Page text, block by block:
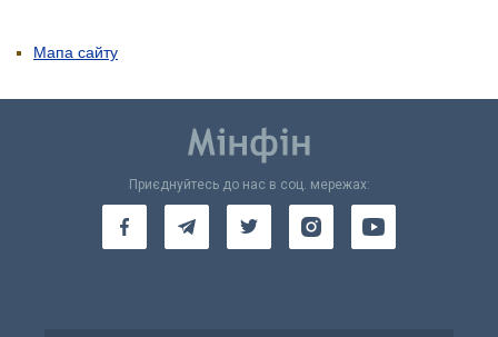
Мапа сайту
Приєднуйтесь до нас в соц. мережах: